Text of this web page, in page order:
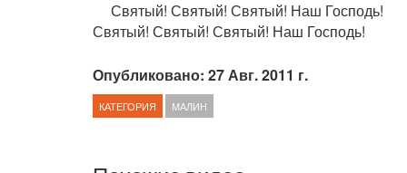
Святый! Святый! Святый! Наш Господь!
Святый! Святый! Святый! Наш Господь!
Опубликовано: 27 Авг. 2011 г.
КАТЕГОРИЯ МАЛИН